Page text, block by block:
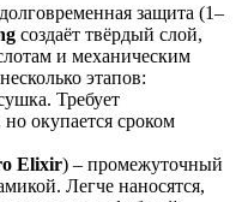
защита (1–
создаёт твёрдый слой,
и механическим
этапов:
Требует
окупается сроком
Elixir) – промежуточный
Легче наносятся,